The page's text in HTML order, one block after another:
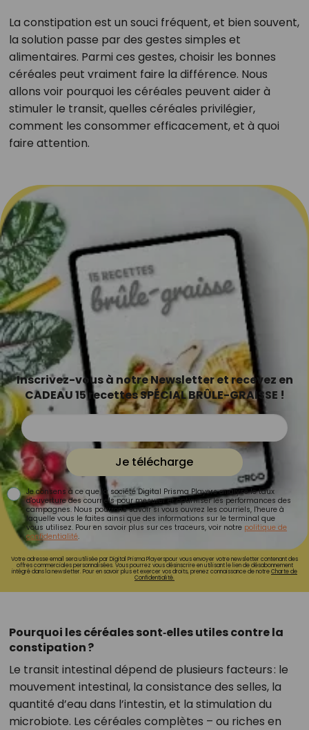
La constipation est un souci fréquent, et bien souvent,
la solution passe par des gestes simples et
alimentaires. Parmi ces gestes, choisir les bonnes
céréales peut vraiment faire la différence. Nous
allons voir pourquoi les céréales peuvent aider à
stimuler le transit, quelles céréales privilégier,
comment les consommer efficacement, et à quoi
faire attention.
Inscrivez-vous à notre Newsletter et recevez en
CADEAU 15 recettes SPÉCIAL BRÛLE-GRAISSE !
Je télécharge
Je consens à ce que la société Digital Prisma Players analyse le taux
d'ouverture des courriels pour mesurer et optimiser les performances des
campagnes. Nous pourrons savoir si vous ouvrez les courriels, l'heure à
laquelle vous le faites ainsi que des informations sur le terminal que
vous utilisez. Pour en savoir plus sur ces traceurs, voir notre politique de
confidentialité.
Votre adresse email sera utilisée par Digital Prisma Playerspour vous envoyer votre newsletter contenant des
offres commerciales personnalisées. Vous pourrez vous désinscrire en utilisant le lien de désabonnement
intégré dans la newsletter. Pour en savoir plus et exercer vos droits, prenez connaissance de notreCharte de
Confidentialité.
Pourquoi les céréales sont‑elles utiles contre la
constipation ?
Le transit intestinal dépend de plusieurs facteurs : le
mouvement intestinal, la consistance des selles, la
quantité d’eau dans l’intestin, et la stimulation du
microbiote. Les céréales complètes – ou riches en